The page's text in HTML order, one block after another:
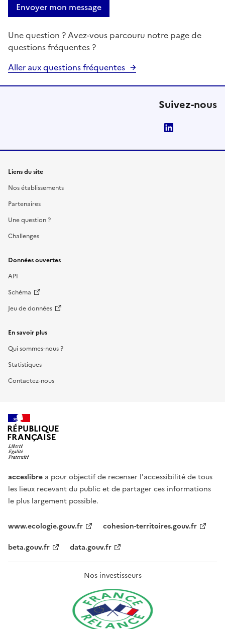
Envoyer mon message
Une question ? Avez-vous parcouru notre page de
questions fréquentes ?
Aller aux questions fréquentes
Suivez-nous
Liens du site
Nos établissements
Partenaires
Une question ?
Challenges
Données ouvertes
API
Schéma
Jeu de données
En savoir plus
Qui sommes-nous ?
Statistiques
Contactez-nous
RÉPUBLIQUE
FRANÇAISE
acceslibre a pour objectif de recenser l'accessibilité de tous
les lieux recevant du public et de partager ces informations
le plus largement possible.
www.ecologie.gouv.fr
cohesion-territoires.gouv.fr
beta.gouv.fr
data.gouv.fr
Nos investisseurs